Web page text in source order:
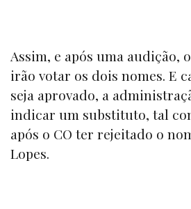
Assim, e após uma audição,
irão votar os dois nomes. E
seja aprovado, a
indicar um substituto, tal
após o CO ter rejeitado o
Lopes.